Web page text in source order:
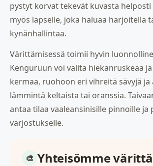
pystyt korvat tekevät kuvasta
myös lapselle, joka haluaa harjoitella
kynänhallintaa.
Värittämisessä toimii hyvin
Kenguruun voi valita hiekanruskeaa ja
kermaa, ruohoon eri vihreitä sävyjä
lämmintä keltaista tai oranssia.
antaa tilaa vaaleansinisille pinnoille ja
varjostukselle.
Yhteisömme